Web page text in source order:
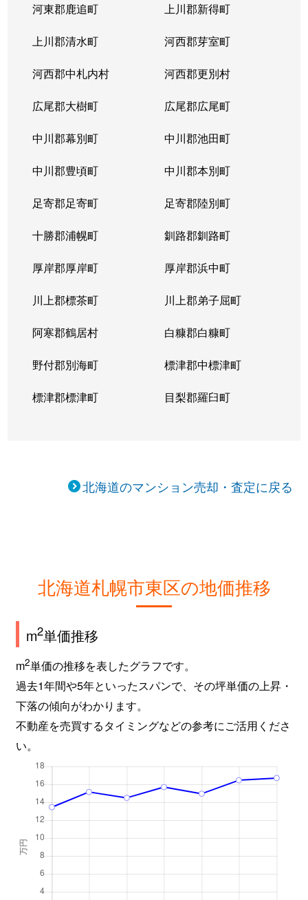
河東郡鹿追町 上川郡新得町
上川郡清水町 河西郡芽室町
河西郡中札内村 河西郡更別村
広尾郡大樹町 広尾郡広尾町
中川郡幕別町 中川郡池田町
中川郡豊頃町 中川郡本別町
足寄郡足寄町 足寄郡陸別町
十勝郡浦幌町 釧路郡釧路町
厚岸郡厚岸町 厚岸郡浜中町
川上郡標茶町 川上郡弟子屈町
阿寒郡鶴居村 白糠郡白糠町
野付郡別海町 標津郡中標津町
標津郡標津町 目梨郡羅臼町
北海道のマンション売却・査定に戻る
北海道札幌市東区の地価推移
m2単価推移
m2単価の推移を表したグラフです。
過去1年間や5年といったスパンで、その坪単価の上昇・
下落の傾向がわかります。
不動産を売買するタイミングなどの参考にご活用くださ
い。